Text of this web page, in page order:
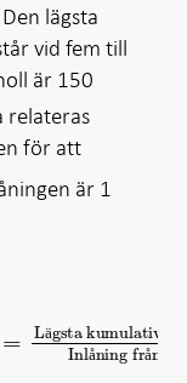
lägsta
vid fem till
är 150
relateras
för att
är 1
å å
ä
ä
äg stakumulat